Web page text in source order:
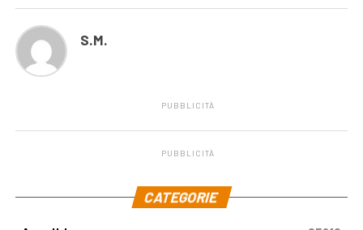
S.M.
PUBBLICITÀ
PUBBLICITÀ
CATEGORIE